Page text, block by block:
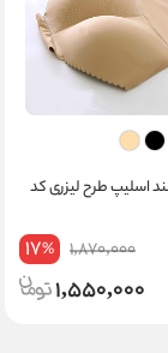
اسلیپ طرح لیزری کد
1,870,000
17%
1,550,000